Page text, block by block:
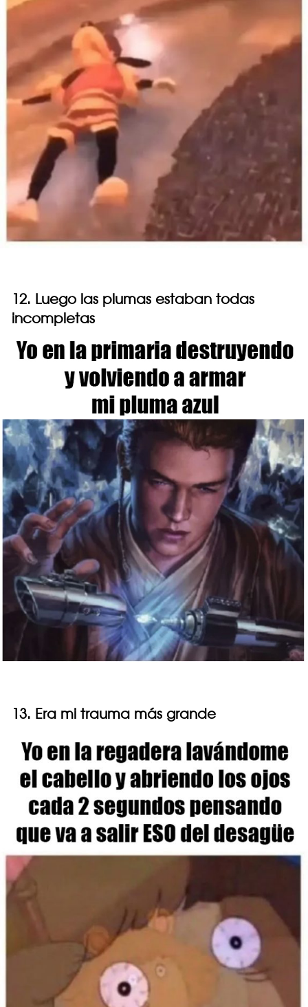
12. Luego las plumas estaban todas
incompletas
13. Era mi trauma más grande